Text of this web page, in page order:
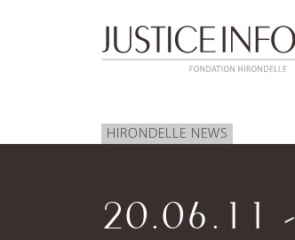
HIRONDELLE NEWS
20.06.11 -